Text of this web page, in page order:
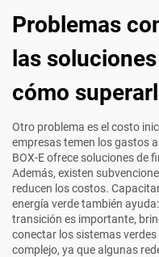
Problemas
las
cómo
Otro problema es el costo
empresas temen los gastos
BOX-E ofrece soluciones de
Además, existen
reducen los costos.
energía verde también
transición es importante,
conectar los sistemas
complejo, ya que algunas